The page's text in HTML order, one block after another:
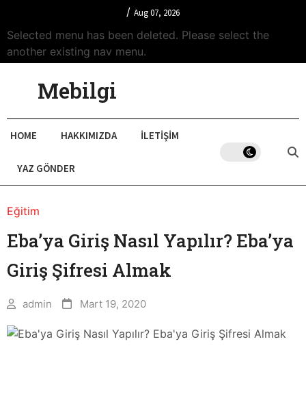
/ Aug 07, 2026
Selected menu has been deleted. Please select the
another existing nav menu.
Mebilgi
HOME HAKKIMIZDA İLETIŞIM
YAZ GÖNDER
Eğitim
Eba’ya Giriş Nasıl Yapılır? Eba’ya
Giriş Şifresi Almak
admin Mart 19, 2020